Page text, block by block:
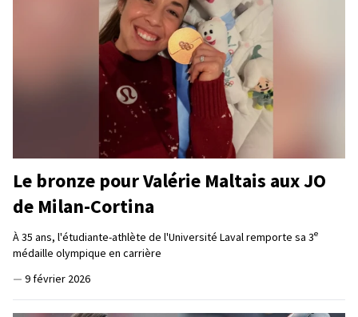
Le bronze pour Valérie Maltais aux JO
de Milan-Cortina
À 35 ans, l'étudiante-athlète de l'Université Laval remporte sa 3e
médaille olympique en carrière
— 9 février 2026